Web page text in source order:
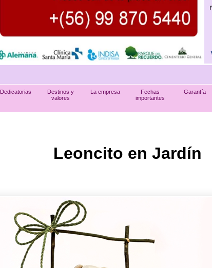
Dedicatorias
Destinos y
valores
La empresa
Fechas
importantes
Garantía
Leoncito en Jardín